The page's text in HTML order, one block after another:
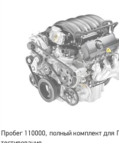
Пробег 110000, полный комплект для